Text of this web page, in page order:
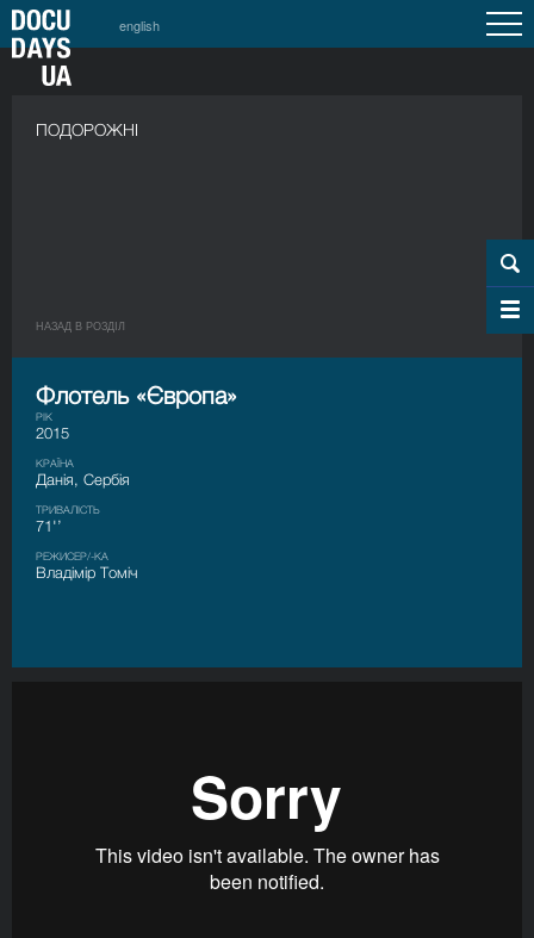
english
ПОДОРОЖНІ
НАЗАД В РОЗДIЛ
Флотель «Європа»
РІК
2015
КРАЇНА
Данія, Сербія
ТРИВАЛІСТЬ
71'’
РЕЖИСЕР/-КА
Владімір Томіч